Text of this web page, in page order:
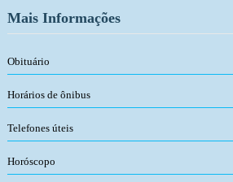
Mais Informações
Obituário
Horários de ônibus
Telefones úteis
Horóscopo